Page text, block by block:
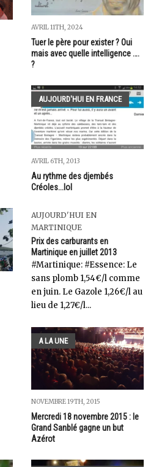
AVRIL 11TH, 2024
Tuer le père pour exister ? Oui
mais avec quelle intelligence ….
?
AUJOURD'HUI EN FRANCE
AVRIL 6TH, 2013
Au rythme des djembés
Créoles...lol
AUJOURD'HUI EN
MARTINIQUE
Prix des carburants en
Martinique en juillet 2013
‎#Martinique: #Essence: Le
sans plomb 1,54€/l comme
en juin. Le Gazole 1,26€/l au
lieu de 1,27€/l...
A LA UNE
NOVEMBRE 19TH, 2015
Mercredi 18 novembre 2015 : le
Grand Sanblé gagne un but
Azérot